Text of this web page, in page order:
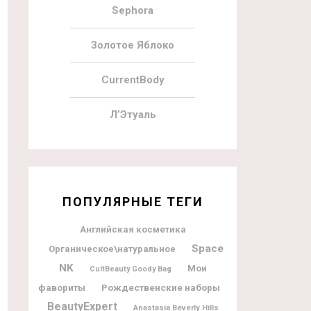
Sephora
Золотое Яблоко
CurrentBody
Л’Этуаль
ПОПУЛЯРНЫЕ ТЕГИ
Английская косметика
Органическое\натуральное
Space
NK
CultBeauty Goody Bag
Мои
фавориты
Рождественские наборы
BeautyExpert Anastasia Beverly Hills